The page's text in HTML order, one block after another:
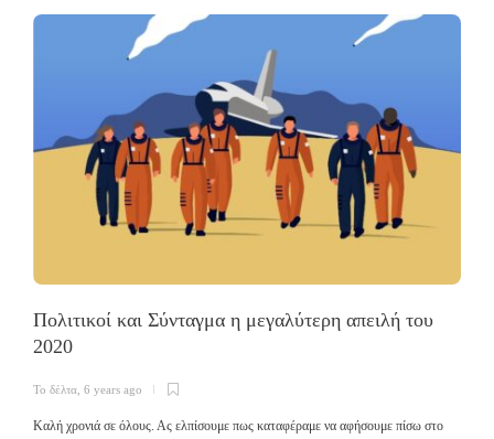
Πολιτικοί και Σύνταγμα η μεγαλύτερη απειλή του
2020
Το δέλτα 6 years ago
Καλή χρονιά σε όλους. Ας ελπίσουμε πως καταφέραμε να αφήσουμε πίσω στο